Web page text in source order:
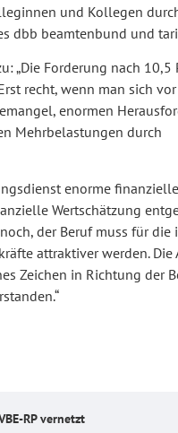
und Kollegen
dbb beamtenbund und
„Die Forderung nach 10,5
recht, wenn man sich
enormen
Mehrbelastungen durch
enorme finanzielle
Wertschätzung
der Beruf muss für die
attraktiver werden. Die
Zeichen in Richtung der
RP vernetzt